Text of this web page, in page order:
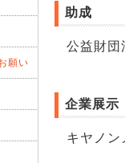
助成
公益財団
企業展示
キヤノ
願い